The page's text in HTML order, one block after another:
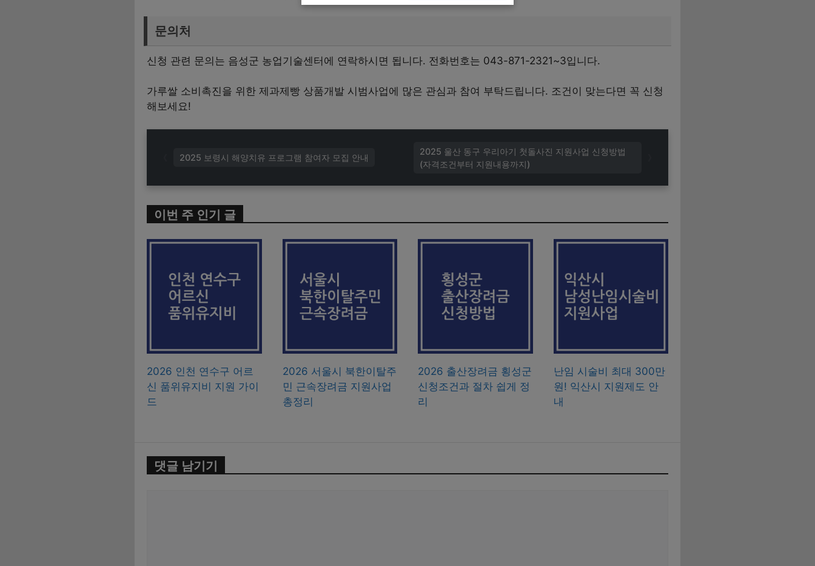
문의처
신청 관련 문의는 음성군 농업기술센터에 연락하시면 됩니다. 전화번호는 043-871-2321~3입니다.
가루쌀 소비촉진을 위한 제과제빵 상품개발 시범사업에 많은 관심과 참여 부탁드립니다. 조건이 맞는다면 꼭 신청
해보세요!
2025 울산 동구 우리아기 첫돌사진 지원사업 신청방법
(자격조건부터 지원내용까지)
2025 보령시 해양치유 프로그램 참여자 모집 안내
이번 주 인기 글
2026 인천 연수구 어르
신 품위유지비 지원 가이
드
2026 서울시 북한이탈주
민 근속장려금 지원사업
총정리
2026 출산장려금 횡성군
신청조건과 절차 쉽게 정
리
난임 시술비 최대 300만
원! 익산시 지원제도 안
내
댓글 남기기